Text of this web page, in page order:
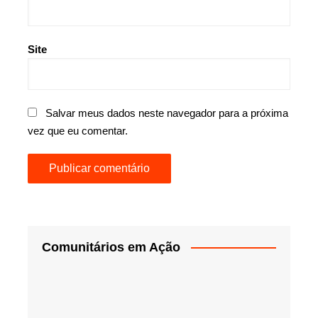
Site
Salvar meus dados neste navegador para a próxima
vez que eu comentar.
Comunitários em Ação